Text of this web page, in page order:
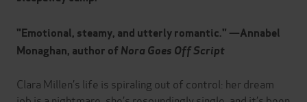
"Emotional, steamy, and utterly romantic." —Annabel
Monaghan, author of Nora Goes Off Script
Clara Millen’s life is spiraling out of control: her dream